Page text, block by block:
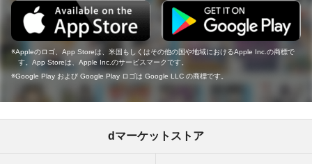
Appleのロゴ、App Storeは、米国もしくはその他の国や地域におけるApple Inc.の商標で
す。App Storeは、Apple Inc.のサービスマークです。
Google Play および Google Play ロゴは Google LLC の商標です。
dマーケットストア